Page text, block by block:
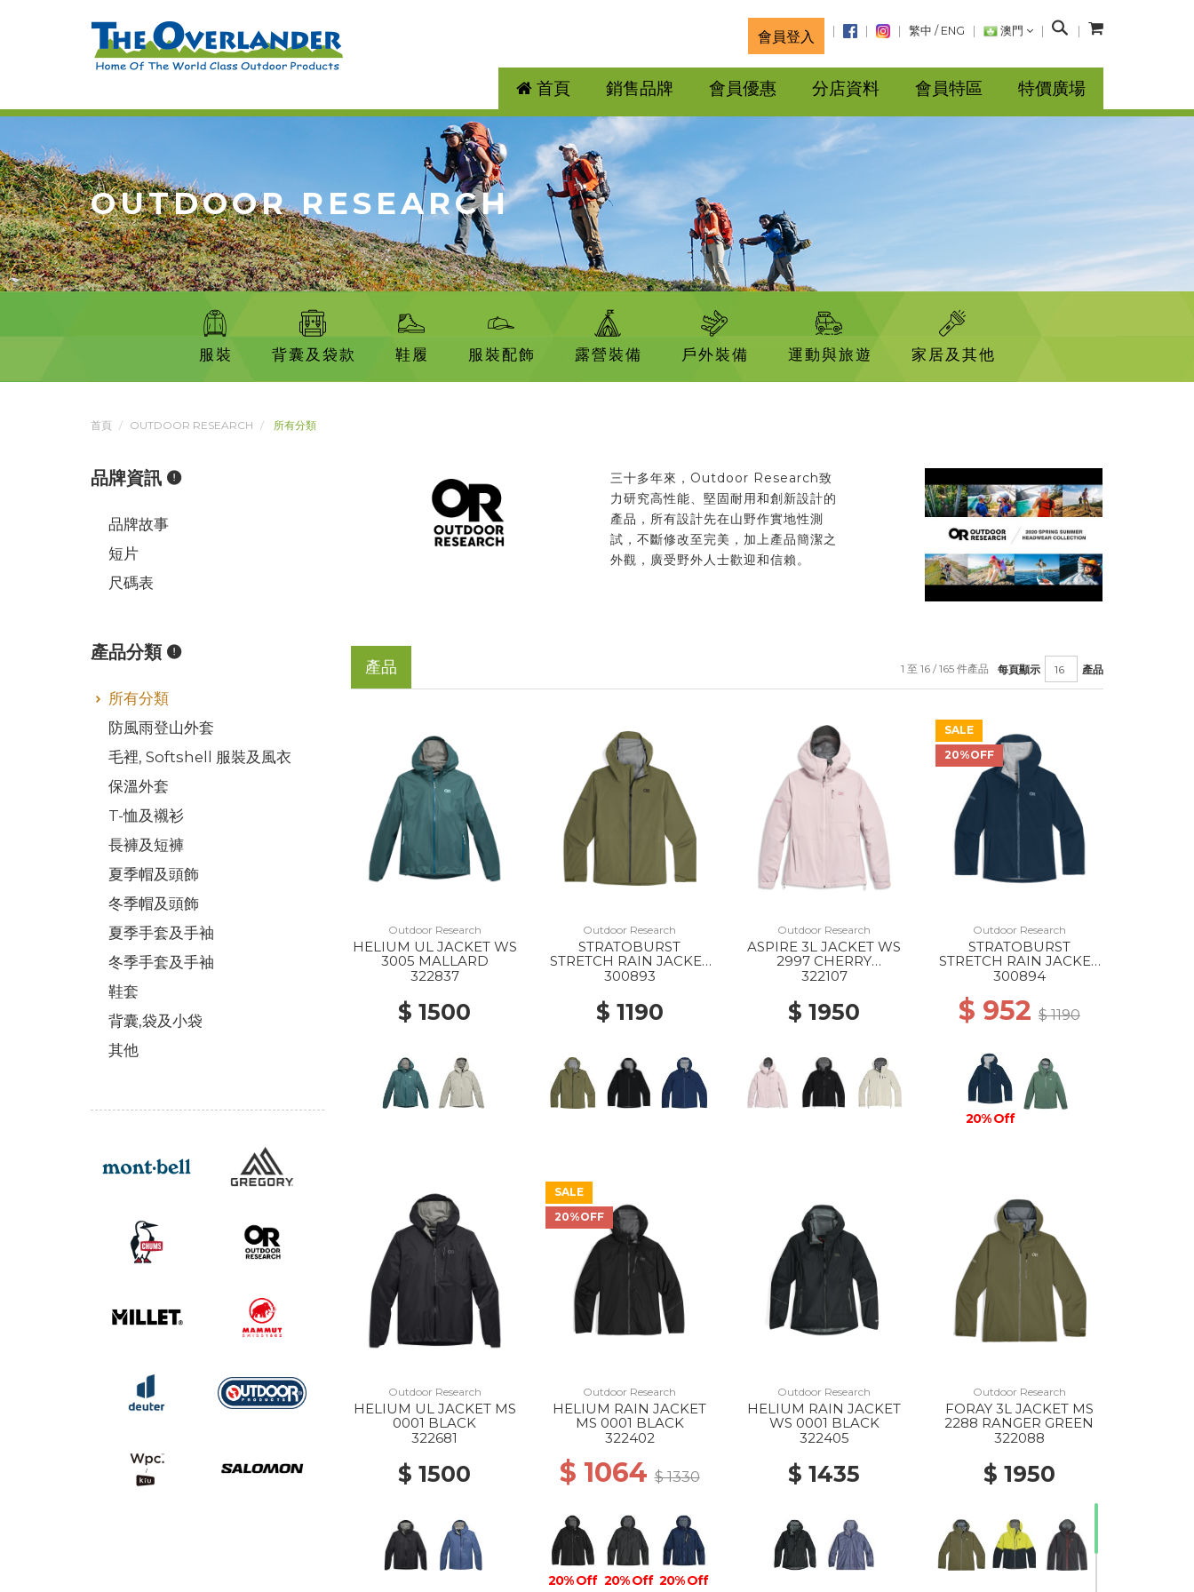
會員登入 繁中 / ENG 澳門
搜
首頁 銷售品牌 會員優惠 分店資料 會員特區 特價廣場
OUTDOOR RESEARCH
服裝 背囊及袋款 鞋履 服裝配飾 露營裝備 戶外裝備 運動與旅遊 家居及其他
首頁 OUTDOOR RESEARCH 所有分類
三十多年來，Outdoor Research致
力研究高性能、堅固耐用和創新設計的
產品，所有設計先在山野作實地性測
試，不斷修改至完美，加上產品簡潔之
外觀，廣受野外人士歡迎和信賴。
產品 每頁顯示 產品
1 至 16 / 165 件產品
Outdoor Research
HELIUM UL JACKET WS
3005 MALLARD
322837
$ 1500
Outdoor Research
STRATOBURST
STRETCH RAIN JACKET
MS 2288 RANGER
300893
$ 1190
Outdoor Research
ASPIRE 3L JACKET WS
2997 CHERRY
BLOSSOM
322107
$ 1950
SALE
20%OFF
Outdoor Research
STRATOBURST
STRETCH RAIN JACKET
WS 2650 CENOTE
300894
$ 952 $ 1190
20% Off
Outdoor Research
HELIUM UL JACKET MS
0001 BLACK
322681
$ 1500
SALE
20%OFF
Outdoor Research
HELIUM RAIN JACKET
MS 0001 BLACK
322402
$ 1064$ 1330
20% Off 20% Off 20% Off
Outdoor Research
HELIUM RAIN JACKET
WS 0001 BLACK
322405
$ 1435
Outdoor Research
FORAY 3L JACKET MS
2288 RANGER GREEN
322088
$ 1950
品牌資訊
品牌故事
短片
尺碼表
產品分類
所有分類
防風雨登山外套
毛裡, Softshell 服裝及風衣
保溫外套
T-恤及襯衫
長褲及短褲
夏季帽及頭飾
冬季帽及頭飾
夏季手套及手袖
冬季手套及手袖
鞋套
背囊,袋及小袋
其他